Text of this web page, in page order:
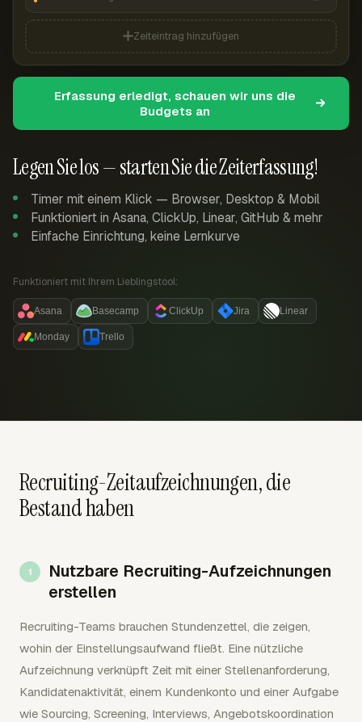
Legen Sie los — starten Sie die Zeiterfassung!
Timer mit einem Klick — Browser, Desktop & Mobil
Funktioniert in Asana, ClickUp, Linear, GitHub & mehr
Einfache Einrichtung, keine Lernkurve
Funktioniert mit Ihrem Lieblingstool:
Asana Basecamp ClickUp Jira Linear
Monday Trello
Zeiteintrag hinzufügen
Erfassung erledigt, schauen wir uns die
Budgets an
Recruiting-Zeitaufzeichnungen, die
Bestand haben
Nutzbare Recruiting-Aufzeichnungen
erstellen
Recruiting-Teams brauchen Stundenzettel, die zeigen,
wohin der Einstellungsaufwand fließt. Eine nützliche
Aufzeichnung verknüpft Zeit mit einer Stellenanforderung,
Kandidatenaktivität, einem Kundenkonto und einer Aufgabe
wie Sourcing, Screening, Interviews, Angebotskoordination